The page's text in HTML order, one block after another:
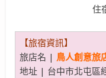
【旅宿資訊】
旅店名 | 鳥人創意旅
地址 | 台中市北屯區